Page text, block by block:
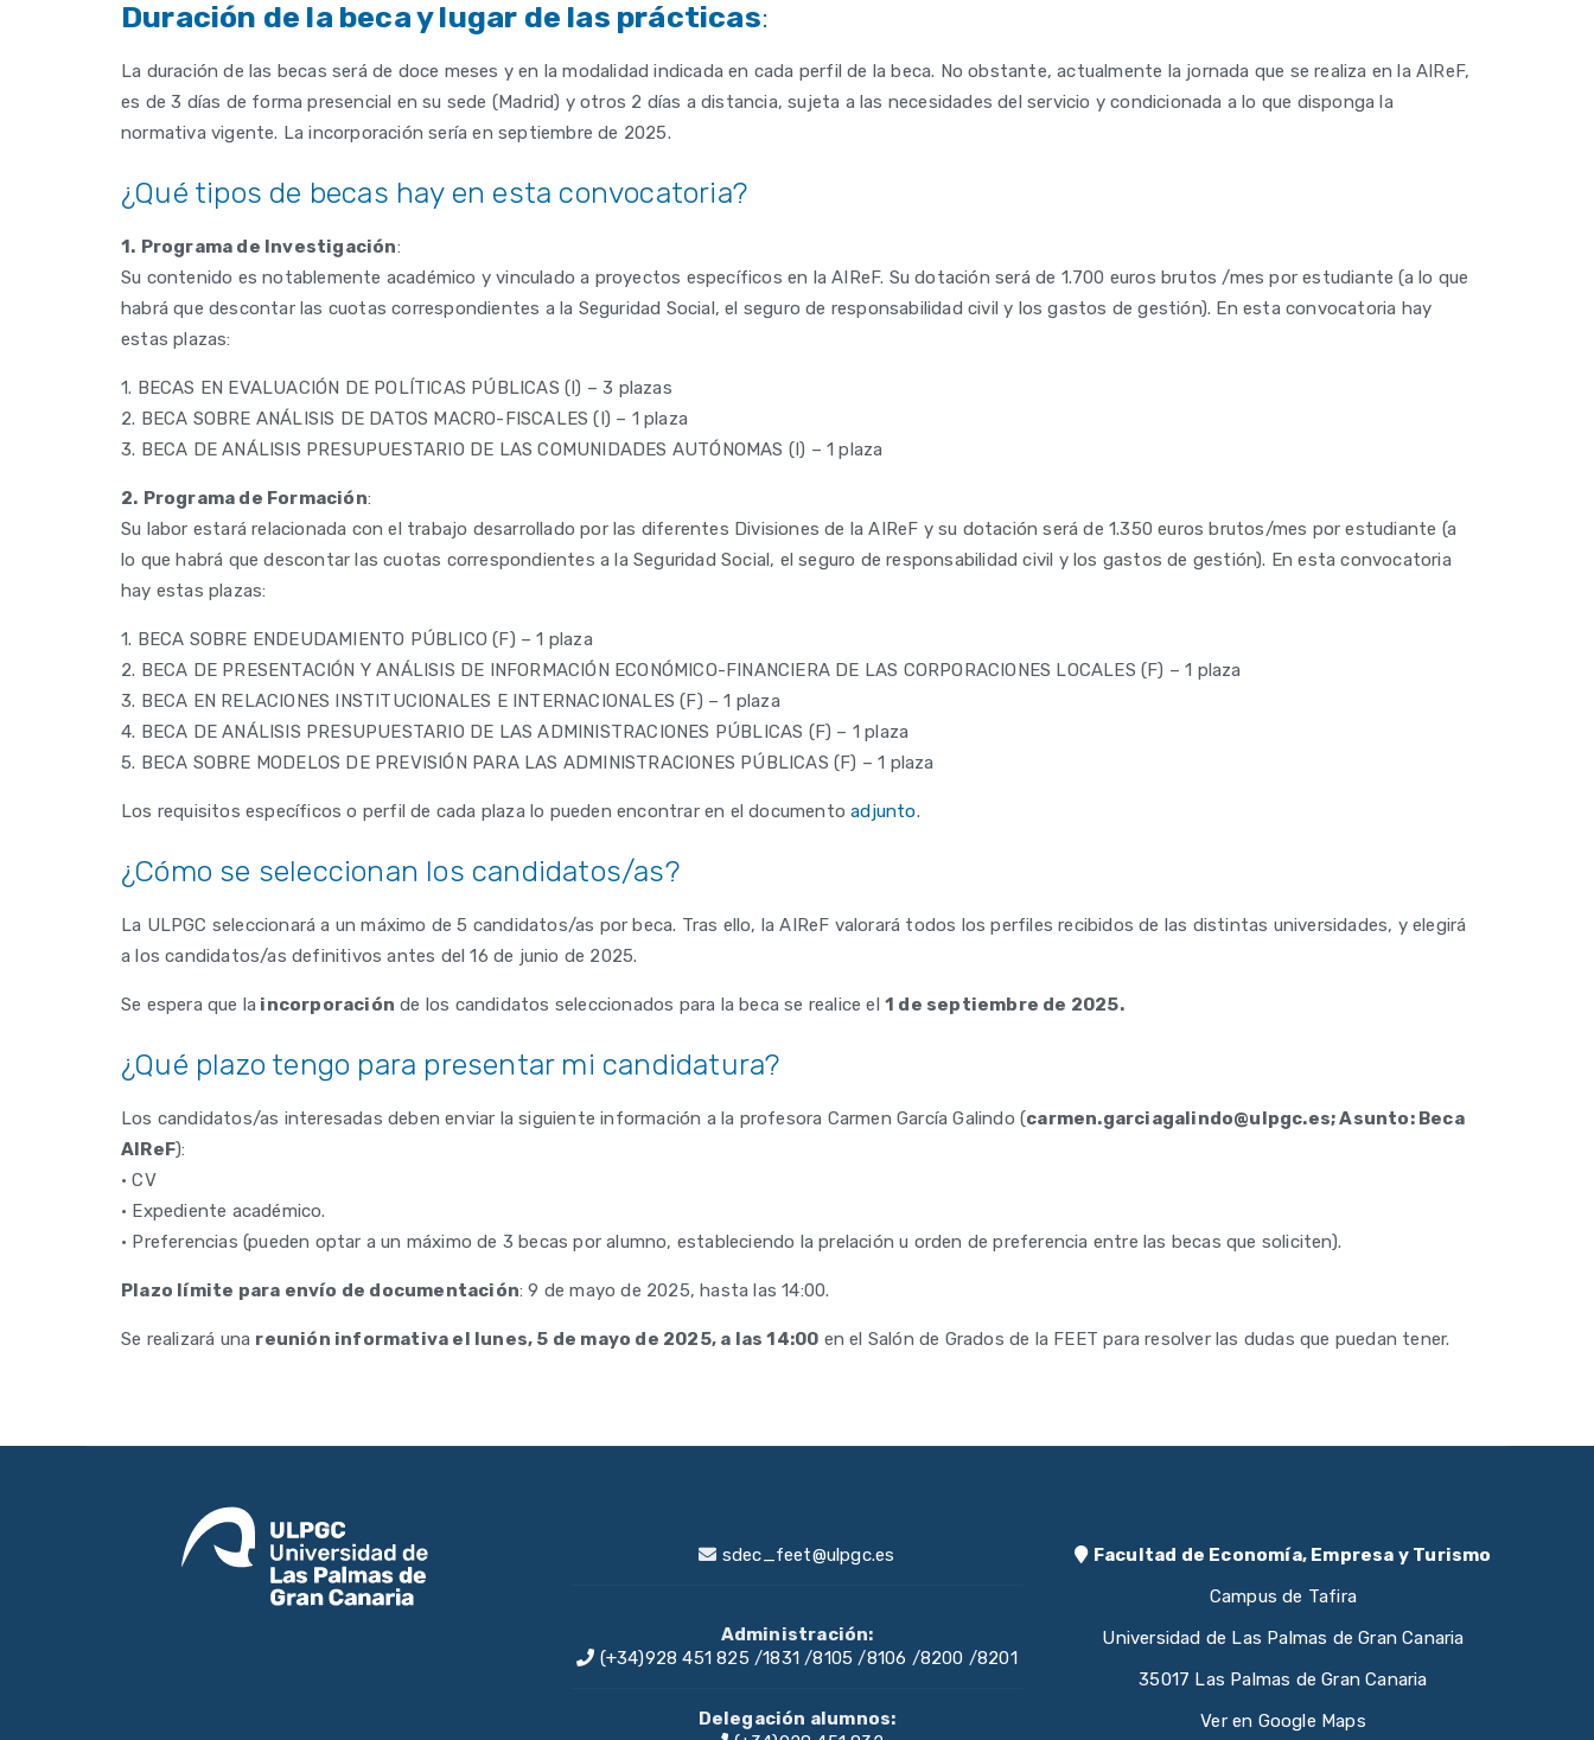
Duración de la beca y lugar de las prácticas:
La duración de las becas será de doce meses y en la modalidad indicada en cada perfil de la beca. No obstante, actualmente la jornada que se realiza en la AIReF,
es de 3 días de forma presencial en su sede (Madrid) y otros 2 días a distancia, sujeta a las necesidades del servicio y condicionada a lo que disponga la
normativa vigente. La incorporación sería en septiembre de 2025.
¿Qué tipos de becas hay en esta convocatoria?
1. Programa de Investigación:
Su contenido es notablemente académico y vinculado a proyectos específicos en la AIReF. Su dotación será de 1.700 euros brutos /mes por estudiante (a lo que
habrá que descontar las cuotas correspondientes a la Seguridad Social, el seguro de responsabilidad civil y los gastos de gestión). En esta convocatoria hay
estas plazas:
1. BECAS EN EVALUACIÓN DE POLÍTICAS PÚBLICAS (I) – 3 plazas
2. BECA SOBRE ANÁLISIS DE DATOS MACRO-FISCALES (I) – 1 plaza
3. BECA DE ANÁLISIS PRESUPUESTARIO DE LAS COMUNIDADES AUTÓNOMAS (I) – 1 plaza
2. Programa de Formación:
Su labor estará relacionada con el trabajo desarrollado por las diferentes Divisiones de la AIReF y su dotación será de 1.350 euros brutos/mes por estudiante (a
lo que habrá que descontar las cuotas correspondientes a la Seguridad Social, el seguro de responsabilidad civil y los gastos de gestión). En esta convocatoria
hay estas plazas:
1. BECA SOBRE ENDEUDAMIENTO PÚBLICO (F) – 1 plaza
2. BECA DE PRESENTACIÓN Y ANÁLISIS DE INFORMACIÓN ECONÓMICO-FINANCIERA DE LAS CORPORACIONES LOCALES (F) – 1 plaza
3. BECA EN RELACIONES INSTITUCIONALES E INTERNACIONALES (F) – 1 plaza
4. BECA DE ANÁLISIS PRESUPUESTARIO DE LAS ADMINISTRACIONES PÚBLICAS (F) – 1 plaza
5. BECA SOBRE MODELOS DE PREVISIÓN PARA LAS ADMINISTRACIONES PÚBLICAS (F) – 1 plaza
Los requisitos específicos o perfil de cada plaza lo pueden encontrar en el documentoadjunto.
¿Cómo se seleccionan los candidatos/as?
La ULPGC seleccionará a un máximo de 5 candidatos/as por beca. Tras ello, la AIReF valorará todos los perfiles recibidos de las distintas universidades, y elegirá
a los candidatos/as definitivos antes del 16 de junio de 2025.
Se espera que la incorporación de los candidatos seleccionados para la beca se realice el1 de septiembre de 2025.
¿Qué plazo tengo para presentar mi candidatura?
Los candidatos/as interesadas deben enviar la siguiente información a la profesora Carmen García Galindo (carmen.garciagalindo@ulpgc.es; Asunto: Beca
AIReF):
• CV
• Expediente académico.
• Preferencias (pueden optar a un máximo de 3 becas por alumno, estableciendo la prelación u orden de preferencia entre las becas que soliciten).
Plazo límite para envío de documentación: 9 de mayo de 2025, hasta las 14:00.
Se realizará una reunión informativa el lunes, 5 de mayo de 2025, a las 14:00 en el Salón de Grados de la FEET para resolver las dudas que puedan tener.
sdec_feet@ulpgc.es
Administración:
(+34)928 451 825 /1831/8105 /8106 /8200 /8201
Delegación alumnos:
Facultad de Economía, Empresa y Turismo
Campus de Tafira
Universidad de Las Palmas de Gran Canaria
35017 Las Palmas de Gran Canaria
Ver en Google Maps